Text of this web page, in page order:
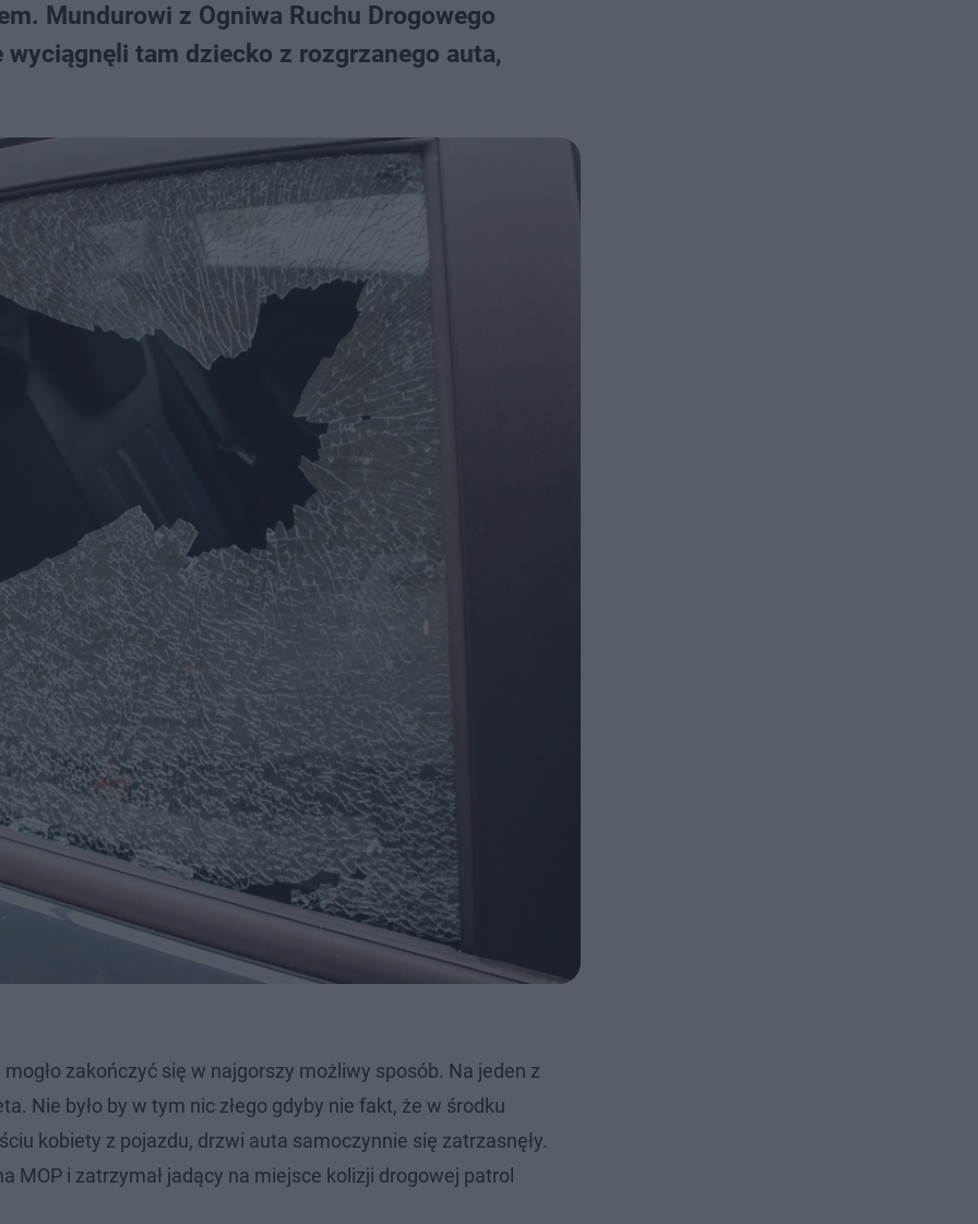
Mundurowi z Ogniwa Ruchu Drogowego
tam dziecko z rozgrzanego auta,
mogło zakończyć się w najgorszy możliwy sposób. Na jeden z
Nie było by w tym nic złego gdyby nie fakt, że w środku
kobiety z pojazdu, drzwi auta samoczynnie się zatrzasnęły.
MOP i zatrzymał jadący na miejsce kolizji drogowej patrol